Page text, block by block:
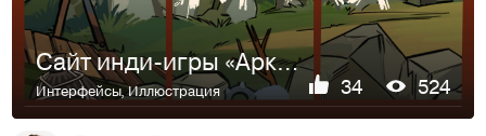
Cайт инди-игры «Арка края»
Интерфейсы,Иллюстрация 34 524